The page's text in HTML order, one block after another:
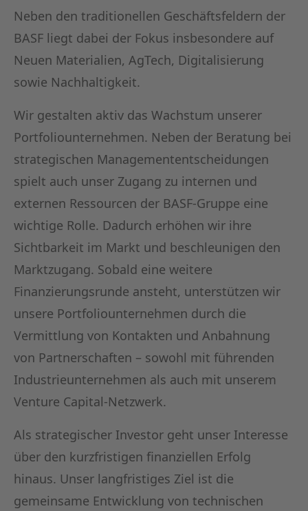
Neben den traditionellen Geschäftsfeldern der
BASF liegt dabei der Fokus insbesondere auf
Neuen Materialien, AgTech, Digitalisierung
sowie Nachhaltigkeit.
Wir gestalten aktiv das Wachstum unserer
Portfoliounternehmen. Neben der Beratung bei
strategischen Managemententscheidungen
spielt auch unser Zugang zu internen und
externen Ressourcen der BASF-Gruppe eine
wichtige Rolle. Dadurch erhöhen wir ihre
Sichtbarkeit im Markt und beschleunigen den
Marktzugang. Sobald eine weitere
Finanzierungsrunde ansteht, unterstützen wir
unsere Portfoliounternehmen durch die
Vermittlung von Kontakten und Anbahnung
von Partnerschaften – sowohl mit führenden
Industrieunternehmen als auch mit unserem
Venture Capital-Netzwerk.
Als strategischer Investor geht unser Interesse
über den kurzfristigen finanziellen Erfolg
hinaus. Unser langfristiges Ziel ist die
gemeinsame Entwicklung von technischen